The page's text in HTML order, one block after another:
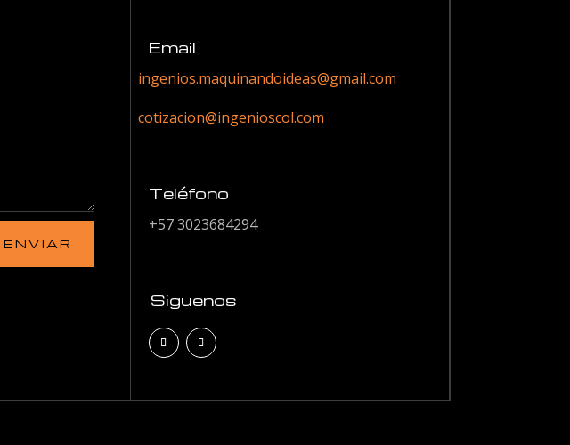
ENVIAR
Email
ingenios.maquinandoideas@gmail.com
cotizacion@ingenioscol.com
Teléfono
+57 3023684294
Siguenos